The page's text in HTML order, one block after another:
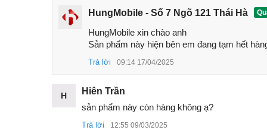
Camera trước
Pin, sạc 4800 mAh, 67W
Bảo mật Vân tay (dưới màn hình,
Đánh giá Oppo Reno11 5G
Thiết kế Oppo Reno11 5G
HungMobile - Số 7 Ngõ 121 Thái Hà
HungMobile xin chào anh
Sản phẩm này hiện bên em đang tạm hết
Trả lời 09:14 17/04/2025
H
Hiên Trần
sản phẩm này còn hàng không ạ?
Trả lời 12:55 09/03/2025